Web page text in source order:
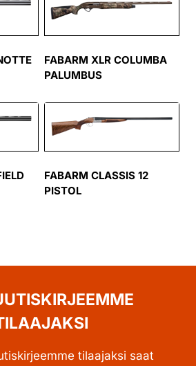
FABARM XLR COLUMBA
PALUMBUS
FABARM CLASSIS 12
PISTOL
tilaajaksi saat